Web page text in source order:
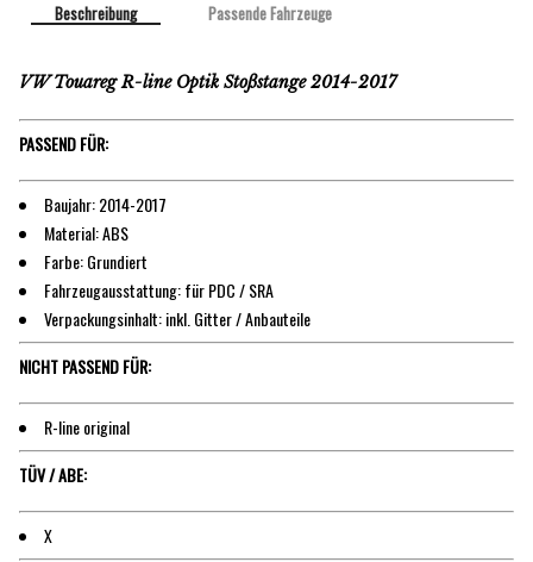
Beschreibung Passende Fahrzeuge
VW Touareg R-line Optik Stoßstange 2014-2017
PASSEND FÜR:
Baujahr: 2014-2017
Material: ABS
Farbe: Grundiert
Fahrzeugausstattung: für PDC / SRA
Verpackungsinhalt: inkl. Gitter / Anbauteile
NICHT PASSEND FÜR:
R-line original
TÜV / ABE:
X